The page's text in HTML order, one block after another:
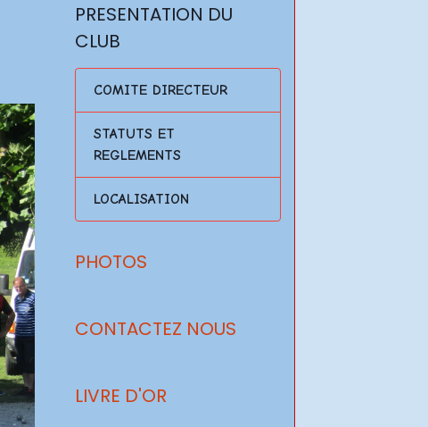
PRESENTATION DU
CLUB
COMITE DIRECTEUR
STATUTS ET
REGLEMENTS
LOCALISATION
PHOTOS
CONTACTEZ NOUS
LIVRE D'OR